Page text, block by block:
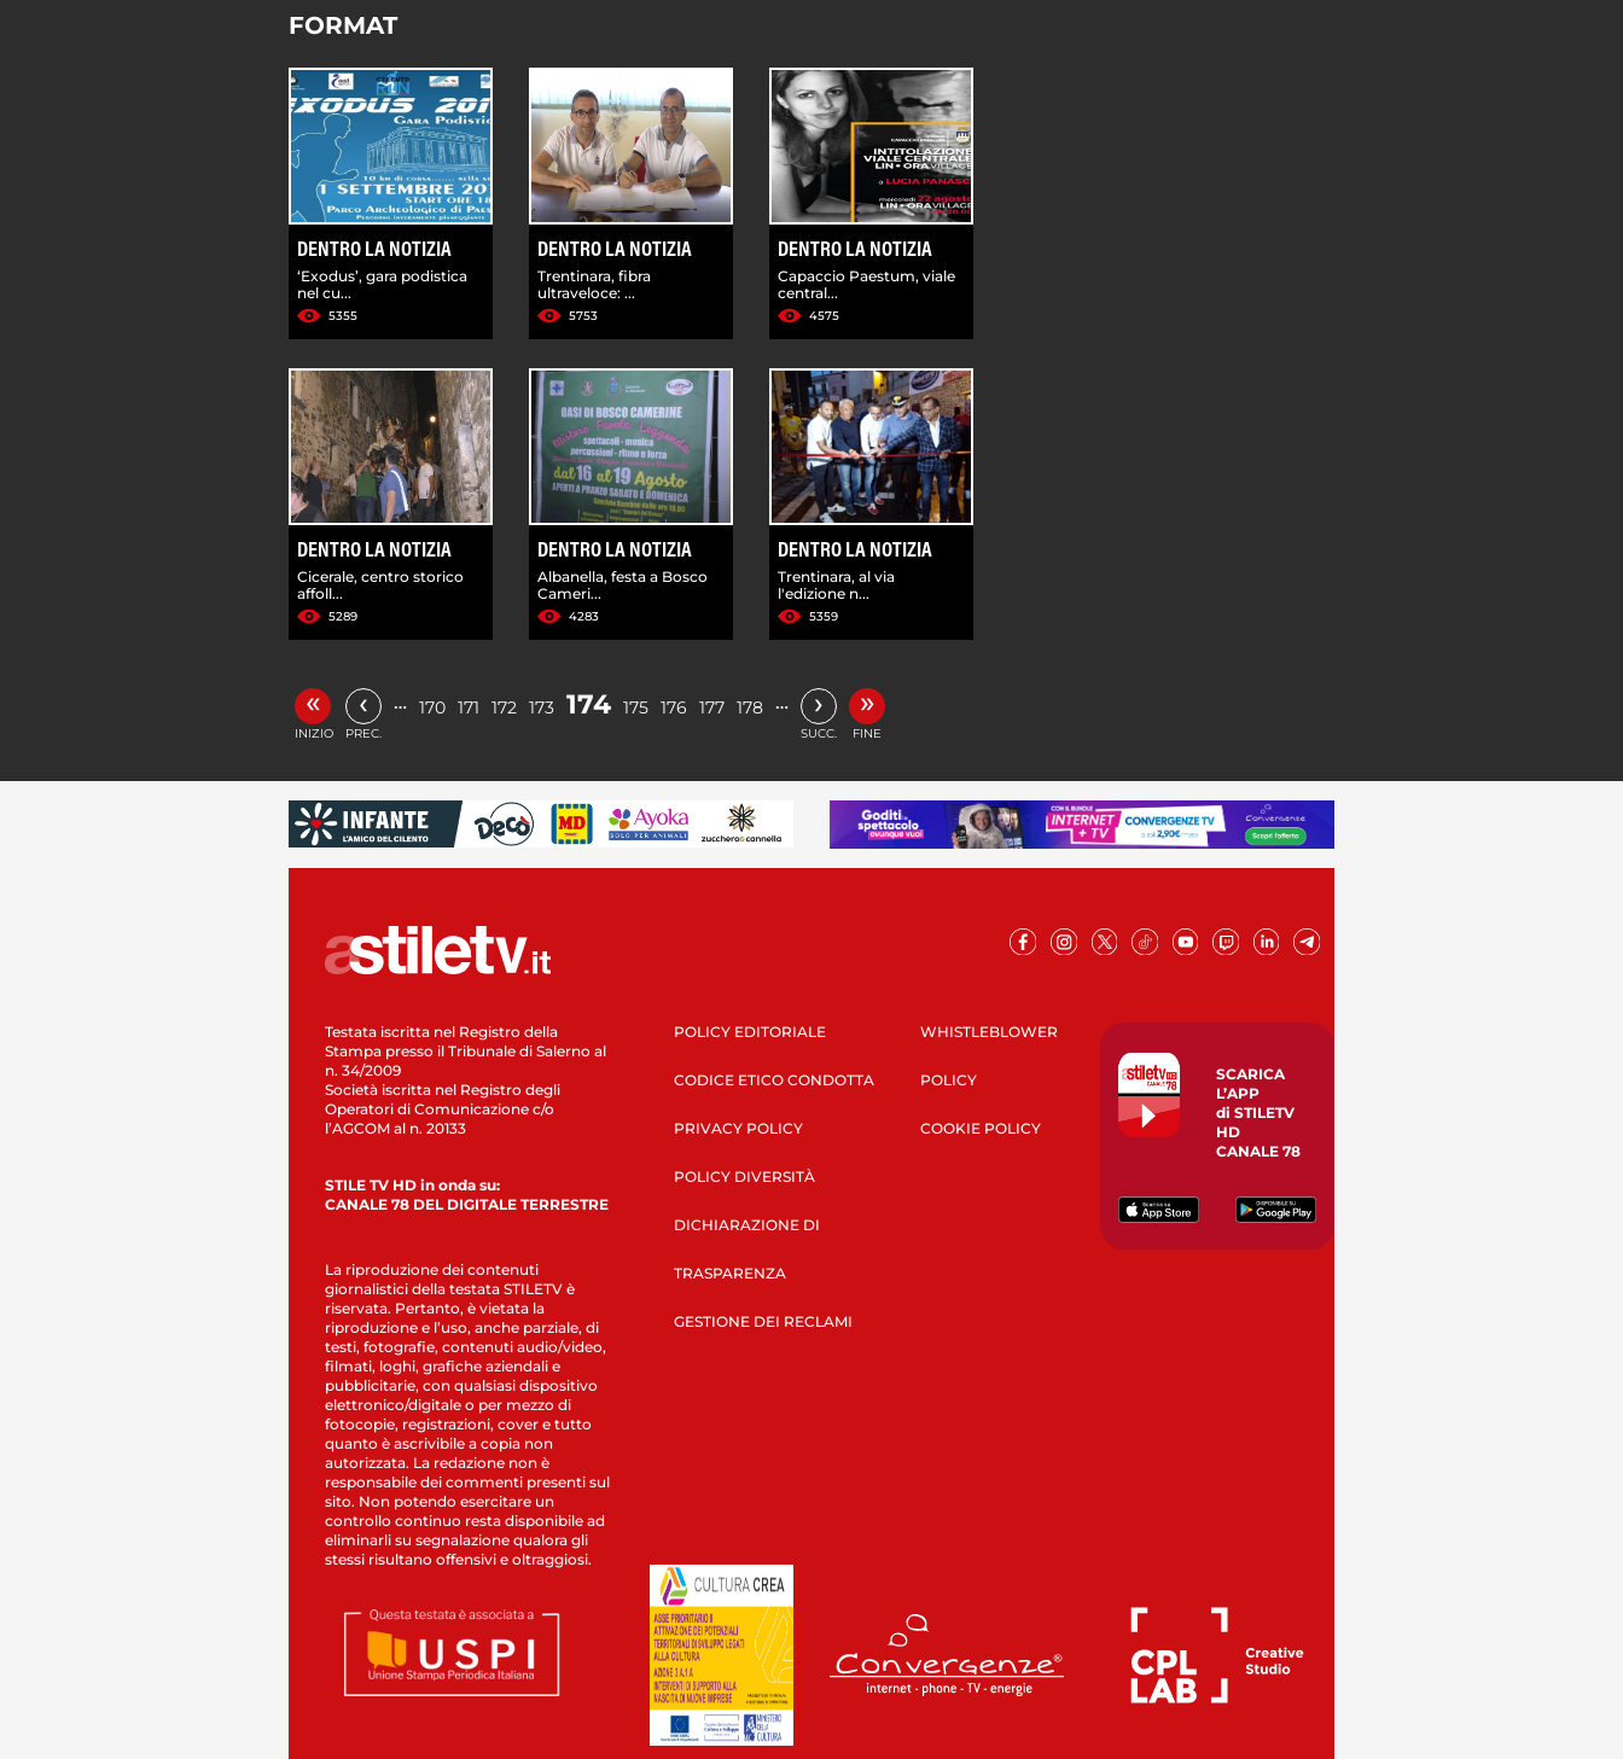
FORMAT
DENTRO LA NOTIZIA
‘Exodus’, gara podistica
nel cu...
5355
DENTRO LA NOTIZIA
Trentinara, fibra
ultraveloce: ...
5753
DENTRO LA NOTIZIA
Capaccio Paestum, viale
central...
4575
DENTRO LA NOTIZIA
Cicerale, centro storico
affoll...
5289
DENTRO LA NOTIZIA
Albanella, festa a Bosco
Cameri...
4283
DENTRO LA NOTIZIA
Trentinara, al via
l'edizione n...
5359
«
INIZIO
‹
PREC.
… 170 171 172 173 174 175 176 177 178 … ›
SUCC.
»
FINE
Testata iscritta nel Registro della
Stampa presso il Tribunale di Salerno al
n. 34/2009
Società iscritta nel Registro degli
Operatori di Comunicazione c/o
l’AGCOM al n. 20133
STILE TV HD in onda su:
CANALE 78 DEL DIGITALE TERRESTRE
La riproduzione dei contenuti
giornalistici della testata STILETV è
riservata. Pertanto, è vietata la
riproduzione e l’uso, anche parziale, di
testi, fotografie, contenuti audio/video,
filmati, loghi, grafiche aziendali e
pubblicitarie, con qualsiasi dispositivo
elettronico/digitale o per mezzo di
fotocopie, registrazioni, cover e tutto
quanto è ascrivibile a copia non
autorizzata. La redazione non è
responsabile dei commenti presenti sul
sito. Non potendo esercitare un
controllo continuo resta disponibile ad
eliminarli su segnalazione qualora gli
stessi risultano offensivi e oltraggiosi.
POLICY EDITORIALE
CODICE ETICO CONDOTTA
PRIVACY POLICY
POLICY DIVERSITÀ
DICHIARAZIONE DI
TRASPARENZA
GESTIONE DEI RECLAMI
WHISTLEBLOWER
POLICY
COOKIE POLICY
SCARICA
L’APP
di STILETV
HD
CANALE 78